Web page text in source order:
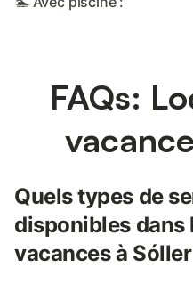
FAQs:
Quels types de
disponibles dans
vacances à